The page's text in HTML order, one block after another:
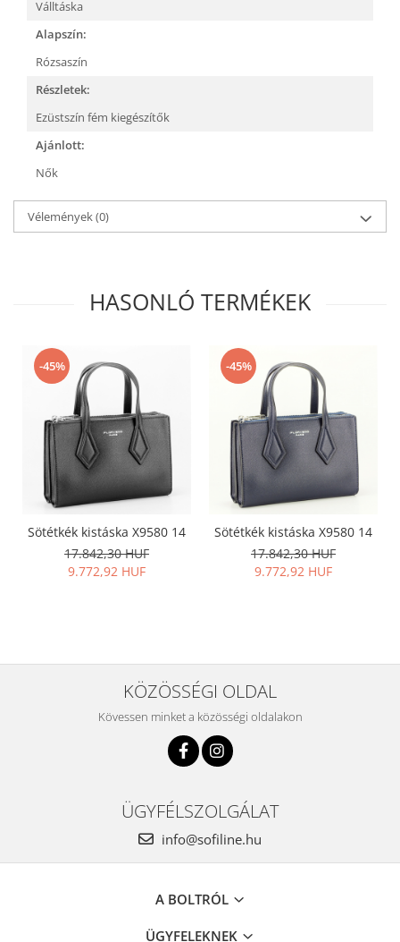
Válltáska
Alapszín:
Rózsaszín
Részletek:
Ezüstszín fém kiegészítők
Ajánlott:
Nők
Vélemények(0)
HASONLÓ TERMÉKEK
-45%
Sötétkék kistáska X9580 14
17.842,30 HUF
9.772,92 HUF
-45%
Sötétkék kistáska X9580 14
17.842,30 HUF
9.772,92 HUF
KÖZÖSSÉGI OLDAL
Kövessen minket a közösségi oldalakon
ÜGYFÉLSZOLGÁLAT
info@sofiline.hu
A BOLTRÓL
ÜGYFELEKNEK